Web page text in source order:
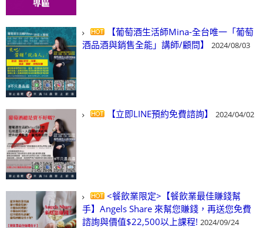
【葡萄酒生活師Mina-全台唯一「葡萄
酒品酒與銷售全能」講師/顧問】
2024/08/03
【立即LINE預約免費諮詢】 2024/04/02
<餐飲業限定>【餐飲業最佳賺錢幫
手】Angels Share 來幫您賺錢，再送您免費
諮詢與價值$22,500以上課程! 2024/09/24